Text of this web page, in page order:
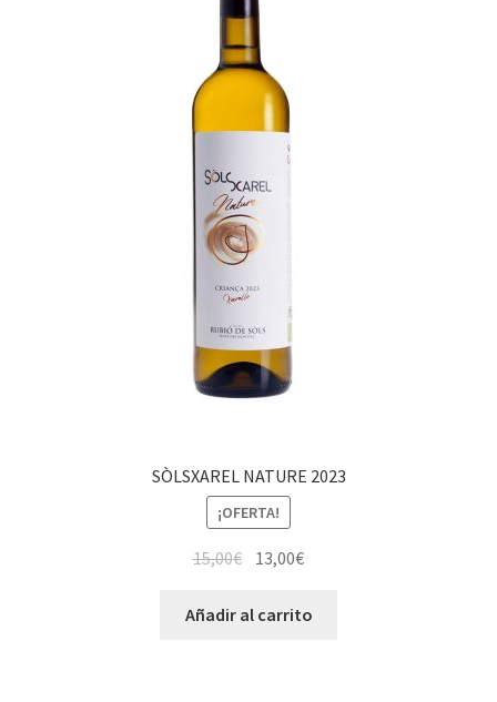
SÒLSXAREL NATURE 2023
¡OFERTA!
15,00€ 13,00€
Añadir al carrito